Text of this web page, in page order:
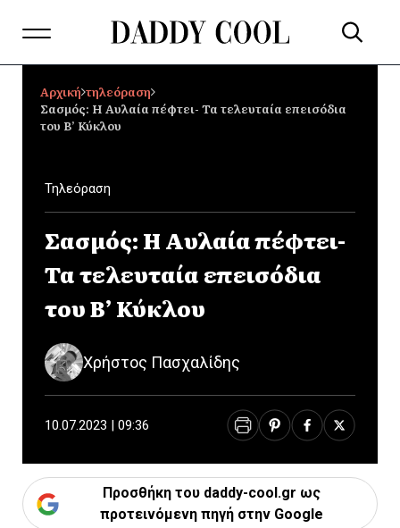
Αρχική τηλεόραση
Σασμός: Η Αυλαία πέφτει- Τα τελευταία επεισόδια
του Β’ Κύκλου
Τηλεόραση
Σασμός: Η Αυλαία πέφτει-
Τα τελευταία επεισόδια
του Β’ Κύκλου
Χρήστος Πασχαλίδης
10.07.2023 | 09:36
Προσθήκη του daddy-cool.gr ως
προτεινόμενη πηγή στην Google